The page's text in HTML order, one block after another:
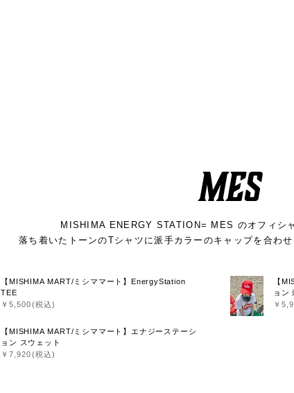
MES
MISHIMA ENERGY STATION= MES のオフィシ
落ち着いたトーンのTシャツに派手カラーのキャップを合わ
【MISHIMA MART/ミシママート】EnergyStation
TEE
￥5,500(税込)
【
ョン
￥
【MISHIMA MART/ミシママート】エナジーステーシ
ョン スウェット
￥7,920(税込)